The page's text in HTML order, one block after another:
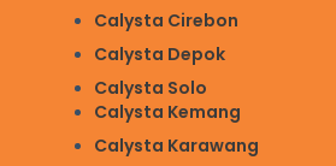
Calysta Cirebon
Calysta Depok
Calysta Solo
Calysta Kemang
Calysta Karawang